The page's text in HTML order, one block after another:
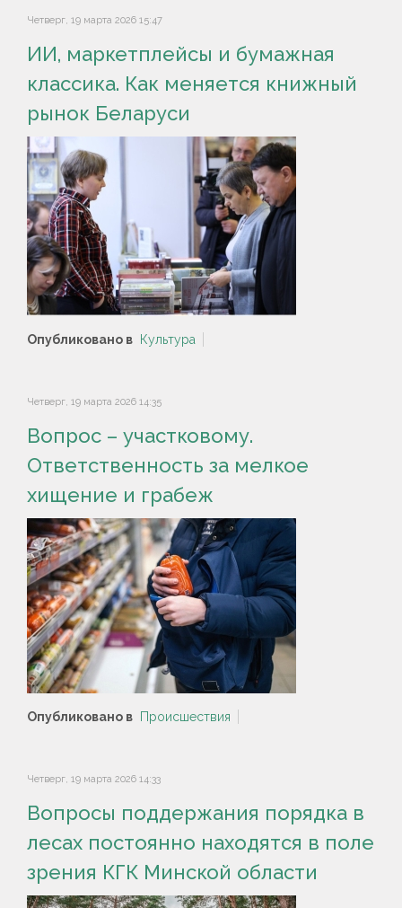
Четверг, 19 марта 2026 15:47
ИИ, маркетплейсы и бумажная
классика. Как меняется книжный
рынок Беларуси
Опубликовано в Культура
Четверг, 19 марта 2026 14:35
Вопрос – участковому.
Ответственность за мелкое
хищение и грабеж
Опубликовано в Происшествия
Четверг, 19 марта 2026 14:33
Вопросы поддержания порядка в
лесах постоянно находятся в поле
зрения КГК Минской области